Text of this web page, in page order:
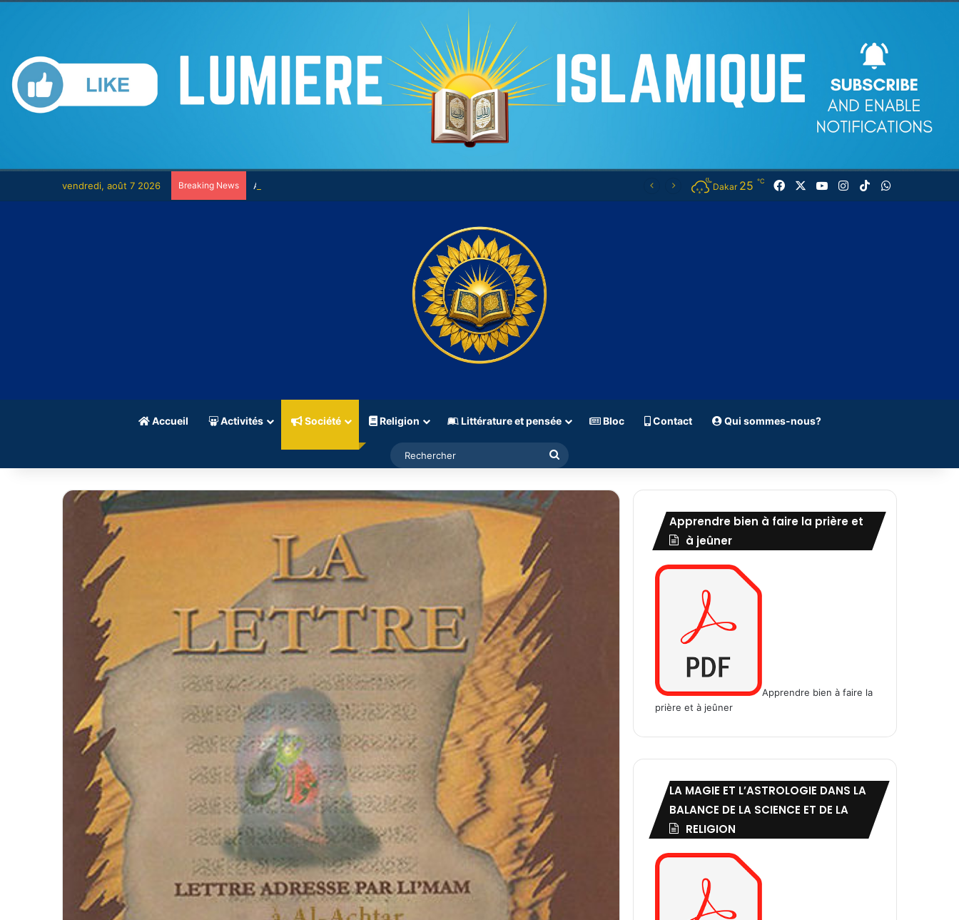
vendredi, août 7 2026 Breaking News Achoura : une école de dignité, de liberté et de conscience Dakar 25 ℃ Facebook YouTubeInstagram
TikTok
Accueil Activités Société Religion Littérature et pensée Bloc Contact Qui sommes-nous?
Apprendre bien à faire la prière et
à jeûner
Apprendre bien à faire la
prière et à jeûner
LA MAGIE ET L’ASTROLOGIE DANS LA
BALANCE DE LA SCIENCE ET DE LA
RELIGION